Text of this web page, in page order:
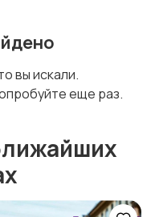
Фото- и видеосъемка
вы искали.
еще раз.